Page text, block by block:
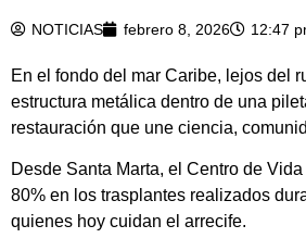
NOTICIAS febrero 8, 2026 12:47
En el fondo del mar Caribe, lejos del
estructura metálica dentro de una
restauración que une ciencia,
Desde Santa Marta, el Centro de
80% en los trasplantes realizados
quienes hoy cuidan el arrecife.